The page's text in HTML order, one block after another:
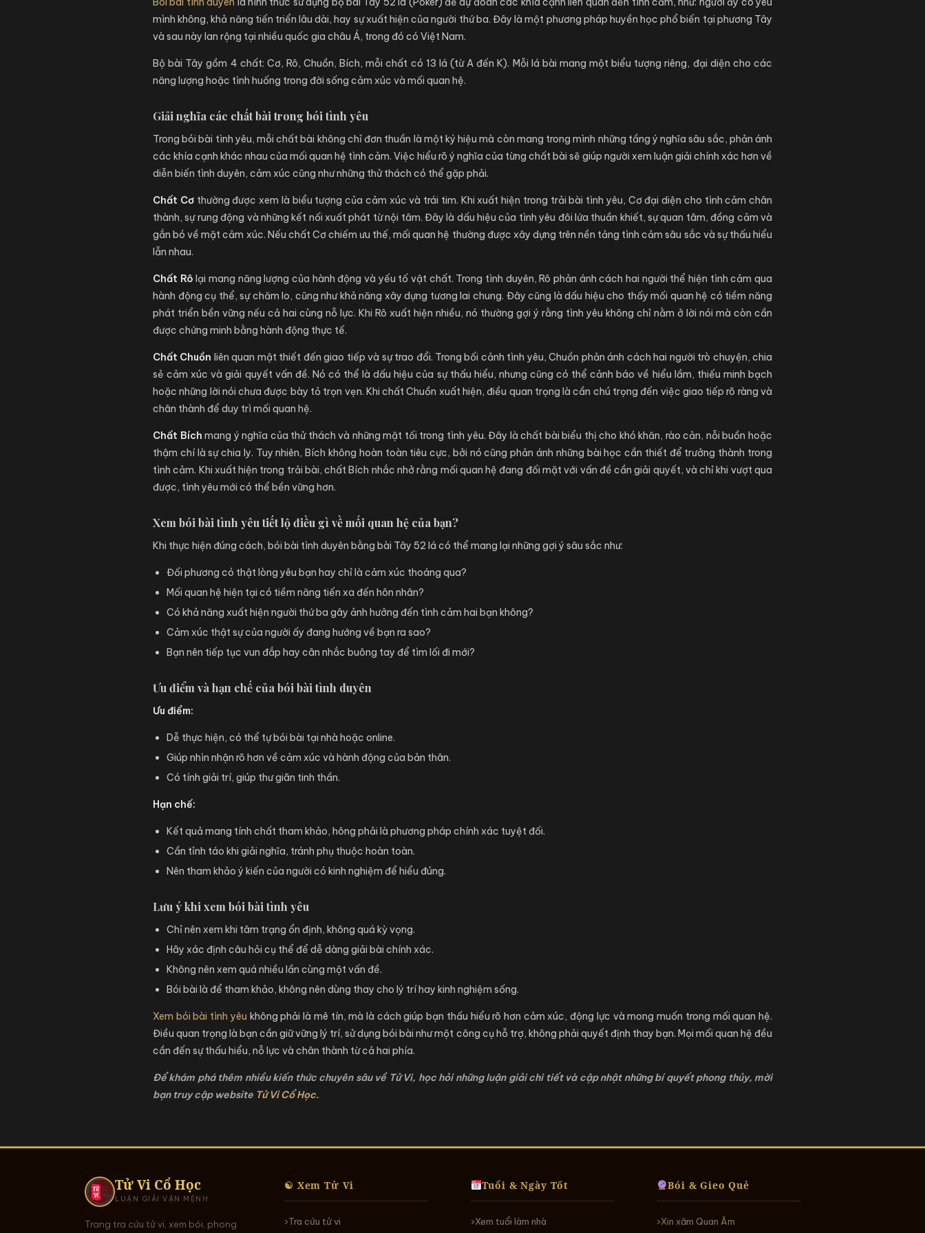
mình không, khả năng tiến triển lâu dài, hay sự xuất hiện của người thứ ba. Đây là một phương pháp huyền học phổ biến tại phương Tây
và sau này lan rộng tại nhiều quốc gia châu Á, trong đó có Việt Nam.
Bộ bài Tây gồm 4 chất: Cơ, Rô, Chuồn, Bích, mỗi chất có 13 lá (từ A đến K). Mỗi lá bài mang một biểu tượng riêng, đại diện cho các
năng lượng hoặc tình huống trong đời sống cảm xúc và mối quan hệ.
Giải nghĩa các chất bài trong bói tình yêu
Trong bói bài tình yêu, mỗi chất bài không chỉ đơn thuần là một ký hiệu mà còn mang trong mình những tầng ý nghĩa sâu sắc, phản ánh
các khía cạnh khác nhau của mối quan hệ tình cảm. Việc hiểu rõ ý nghĩa của từng chất bài sẽ giúp người xem luận giải chính xác hơn về
diễn biến tình duyên, cảm xúc cũng như những thử thách có thể gặp phải.
Chất Cơthường được xem là biểu tượng của cảm xúc và trái tim. Khi xuất hiện trong trải bài tình yêu, Cơ đại diện cho tình cảm chân
thành, sự rung động và những kết nối xuất phát từ nội tâm. Đây là dấu hiệu của tình yêu đôi lứa thuần khiết, sự quan tâm, đồng cảm và
gắn bó về mặt cảm xúc. Nếu chất Cơ chiếm ưu thế, mối quan hệ thường được xây dựng trên nền tảng tình cảm sâu sắc và sự thấu hiểu
lẫn nhau.
Chất Rô lại mang năng lượng của hành động và yếu tố vật chất. Trong tình duyên, Rô phản ánh cách hai người thể hiện tình cảm qua
hành động cụ thể, sự chăm lo, cũng như khả năng xây dựng tương lai chung. Đây cũng là dấu hiệu cho thấy mối quan hệ có tiềm năng
phát triển bền vững nếu cả hai cùng nỗ lực. Khi Rô xuất hiện nhiều, nó thường gợi ý rằng tình yêu không chỉ nằm ở lời nói mà còn cần
được chứng minh bằng hành động thực tế.
Chất Chuồn liên quan mật thiết đến giao tiếp và sự trao đổi. Trong bối cảnh tình yêu, Chuồn phản ánh cách hai người trò chuyện, chia
sẻ cảm xúc và giải quyết vấn đề. Nó có thể là dấu hiệu của sự thấu hiểu, nhưng cũng có thể cảnh báo về hiểu lầm, thiếu minh bạch
hoặc những lời nói chưa được bày tỏ trọn vẹn. Khi chất Chuồn xuất hiện, điều quan trọng là cần chú trọng đến việc giao tiếp rõ ràng và
chân thành để duy trì mối quan hệ.
Chất Bích mang ý nghĩa của thử thách và những mặt tối trong tình yêu. Đây là chất bài biểu thị cho khó khăn, rào cản, nỗi buồn hoặc
thậm chí là sự chia ly. Tuy nhiên, Bích không hoàn toàn tiêu cực, bởi nó cũng phản ánh những bài học cần thiết để trưởng thành trong
tình cảm. Khi xuất hiện trong trải bài, chất Bích nhắc nhở rằng mối quan hệ đang đối mặt với vấn đề cần giải quyết, và chỉ khi vượt qua
được, tình yêu mới có thể bền vững hơn.
Xem bói bài tình yêu tiết lộ điều gì về mối quan hệ của bạn?
Khi thực hiện đúng cách, bói bài tình duyên bằng bài Tây 52 lá có thể mang lại những gợi ý sâu sắc như:
Đối phương có thật lòng yêu bạn hay chỉ là cảm xúc thoáng qua?
Mối quan hệ hiện tại có tiềm năng tiến xa đến hôn nhân?
Có khả năng xuất hiện người thứ ba gây ảnh hưởng đến tình cảm hai bạn không?
Cảm xúc thật sự của người ấy đang hướng về bạn ra sao?
Bạn nên tiếp tục vun đắp hay cân nhắc buông tay để tìm lối đi mới?
Ưu điểm và hạn chế của bói bài tình duyên
Ưu điểm:
Dễ thực hiện, có thể tự bói bài tại nhà hoặc online.
Giúp nhìn nhận rõ hơn về cảm xúc và hành động của bản thân.
Có tính giải trí, giúp thư giãn tinh thần.
Hạn chế:
Kết quả mang tính chất tham khảo, hông phải là phương pháp chính xác tuyệt đối.
Cần tỉnh táo khi giải nghĩa, tránh phụ thuộc hoàn toàn.
Nên tham khảo ý kiến của người có kinh nghiệm để hiểu đúng.
Lưu ý khi xem bói bài tình yêu
Chỉ nên xem khi tâm trạng ổn định, không quá kỳ vọng.
Hãy xác định câu hỏi cụ thể để dễ dàng giải bài chính xác.
Không nên xem quá nhiều lần cùng một vấn đề.
Bói bài là để tham khảo, không nên dùng thay cho lý trí hay kinh nghiệm sống.
Xem bói bài tình yêu không phải là mê tín, mà là cách giúp bạn thấu hiểu rõ hơn cảm xúc, động lực và mong muốn trong mối quan hệ.
Điều quan trọng là bạn cần giữ vững lý trí, sử dụng bói bài như một công cụ hỗ trợ, không phải quyết định thay bạn. Mọi mối quan hệ đều
cần đến sự thấu hiểu, nỗ lực và chân thành từ cả hai phía.
Để khám phá thêm nhiều kiến thức chuyên sâu về Tử Vi, học hỏi những luận giải chi tiết và cập nhật những bí quyết phong thủy, mời
bạn truy cập website Tử Vi Cổ Học.
Tử Vi Cổ Học
LUẬN GIẢI VẬN MỆNH
Trang tra cứu tử vi, xem bói, phong
☯ Xem Tử Vi
Tra cứu tử vi
Tuổi & Ngày Tốt
Xem tuổi làm nhà
Bói & Gieo Quẻ
Xin xăm Quan Âm